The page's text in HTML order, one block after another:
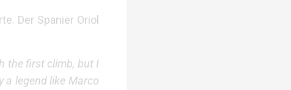
Der Spanier Oriol
the first climb, but I
a legend like Marco